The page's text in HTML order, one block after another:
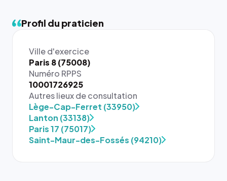
Profil du praticien
Ville d'exercice
Paris 8 (75008)
Numéro RPPS
10001726925
Autres lieux de consultation
Lège-Cap-Ferret (33950)
Lanton (33138)
Paris 17 (75017)
Saint-Maur-des-Fossés (94210)